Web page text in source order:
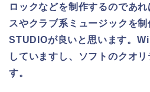
ロックなどを制作するのであ
スやクラブ系ミュージックを
STUDIOが良いと思います。
していますし、ソフトのクオ
す。